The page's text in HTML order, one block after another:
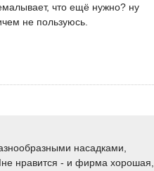
что ещё нужно? ну
не пользуюсь.
насадками,
нравится - и фирма хорошая,